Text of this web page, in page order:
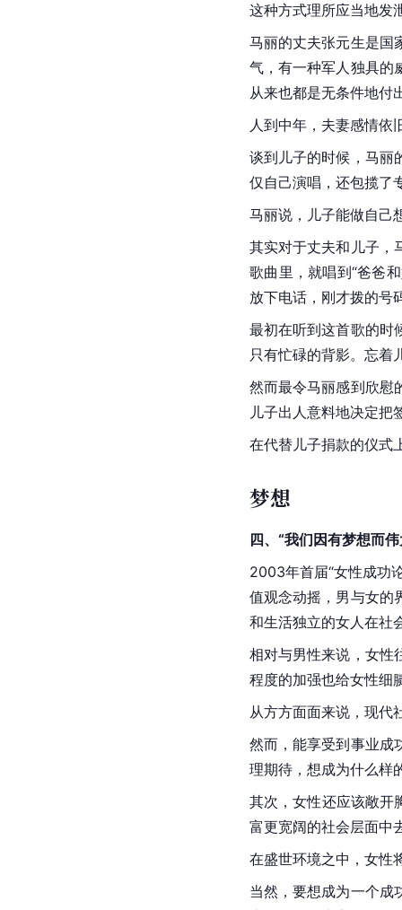
这种方式理所应当地发
马丽的丈夫张元生是国
气，有一种军人独具的
从来也都是无条件地付
人到中年，夫妻感情依
谈到儿子的时候，马丽
仅自己演唱，还包揽了
马丽说，儿子能做自己
其实对于丈夫和儿子，
歌曲里，就唱到“爸爸
放下电话，刚才拨的号
最初在听到这首歌的时
只有忙碌的背影。忘着
然而最令马丽感到欣慰
儿子出人意料地决定把
在代替儿子捐款的仪式
梦想
四、“我们因有梦想而伟
2003年首届“女性成功
值观念动摇，男与女的
和生活独立的女人在社
相对与男性来说，女性
程度的加强也给女性细
从方方面面来说，现代
然而，能享受到事业成
理期待，想成为什么样
其次，女性还应该敞开
富更宽阔的社会层面中
在盛世环境之中，女性
当然，要想成为一个成